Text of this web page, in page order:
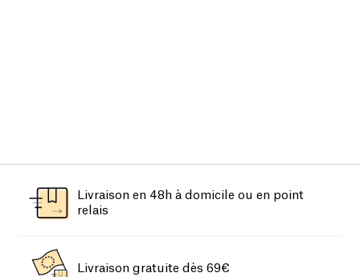
Livraison en 48h à domicile ou en point
relais
Livraison gratuite dès 69€